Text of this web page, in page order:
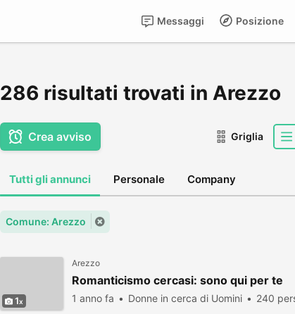
Posizione
Messaggi
286 risultati trovati in Arezzo
Crea avviso Griglia
Tutti gli annunci Personale Company
Comune: Arezzo
1
Arezzo
Romanticismo cercasi: sono qui per te
1 anno fa Donne in cerca di Uomini 240